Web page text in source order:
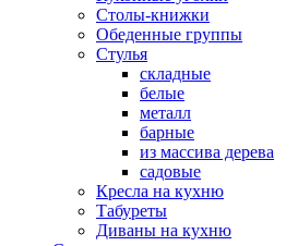
Столы-книжки
Обеденные группы
Стулья
складные
белые
металл
барные
из массива дерева
садовые
Кресла на кухню
Табуреты
Диваны на кухню